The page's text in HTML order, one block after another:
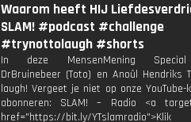
Waarom heeft HIJ
SLAM! #podcast #challenge
#trynottolaugh #shorts
In deze MensenMening
DrBruinebeer (Toto) en Anoûl Hendriks
laugh! Vergeet je niet op onze YouTube-
abonneren: SLAM! – Radio <a
href="https://bit.ly/